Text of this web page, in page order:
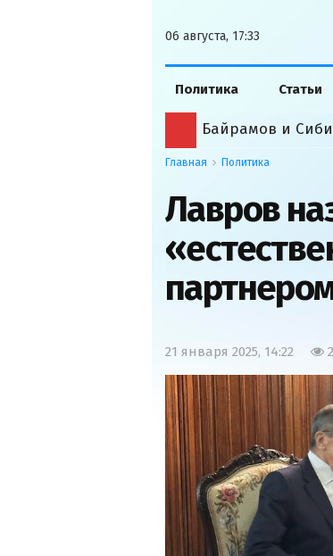
06 августа, 17:33
Политика Статьи
Главная Политика
Лавров
21 января 2025, 14:22